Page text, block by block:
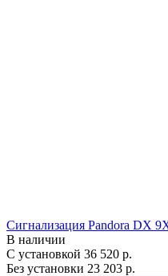
Сигнализация Pandora DX
В наличии
С установкой 36 520 р.
Без установки 23 203 р.